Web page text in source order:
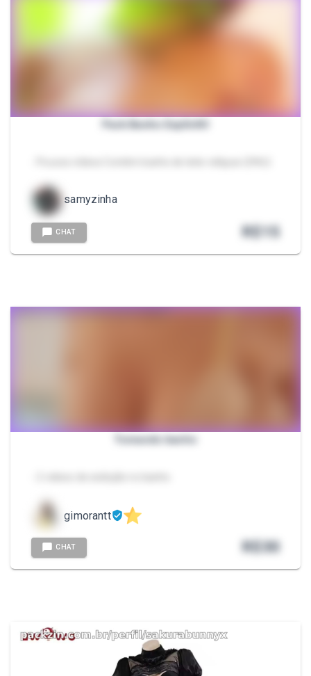
Pack Banho ExplîcItO
samyzinha
CHAT R$15
Tomando banho
gimorantt
CHAT R$30